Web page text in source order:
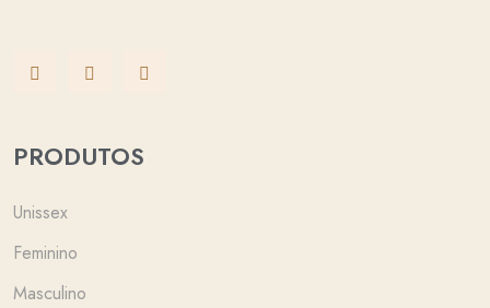
PRODUTOS
Unissex
Feminino
Masculino